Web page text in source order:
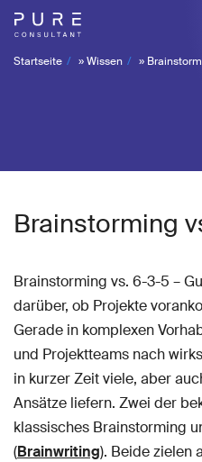
Startseite »Wissen »
Brainstorming
Brainstorming vs. 6-3-5 –
darüber, ob Projekte
Gerade in komplexen
und Projektteams nach
in kurzer Zeit viele, aber
Ansätze liefern. Zwei der
klassisches Brainstorming
(Brainwriting). Beide zielen